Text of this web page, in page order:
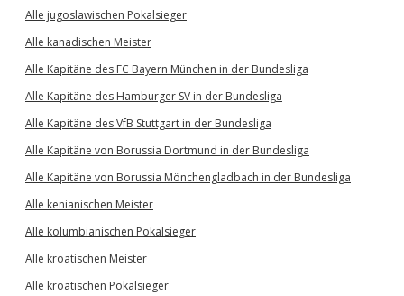
Alle jugoslawischen Pokalsieger
Alle kanadischen Meister
Alle Kapitäne des FC Bayern München in der Bundesliga
Alle Kapitäne des Hamburger SV in der Bundesliga
Alle Kapitäne des VfB Stuttgart in der Bundesliga
Alle Kapitäne von Borussia Dortmund in der Bundesliga
Alle Kapitäne von Borussia Mönchengladbach in der Bundesliga
Alle kenianischen Meister
Alle kolumbianischen Pokalsieger
Alle kroatischen Meister
Alle kroatischen Pokalsieger